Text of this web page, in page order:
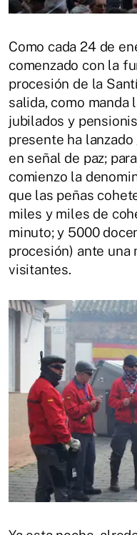
Como cada 24 de
comenzado con la
procesión de la
salida, como manda
jubilados y
presente ha
en señal de paz;
comienzo la
que las peñas
miles y miles de
minuto; y 5000
procesión) ante
visitantes.